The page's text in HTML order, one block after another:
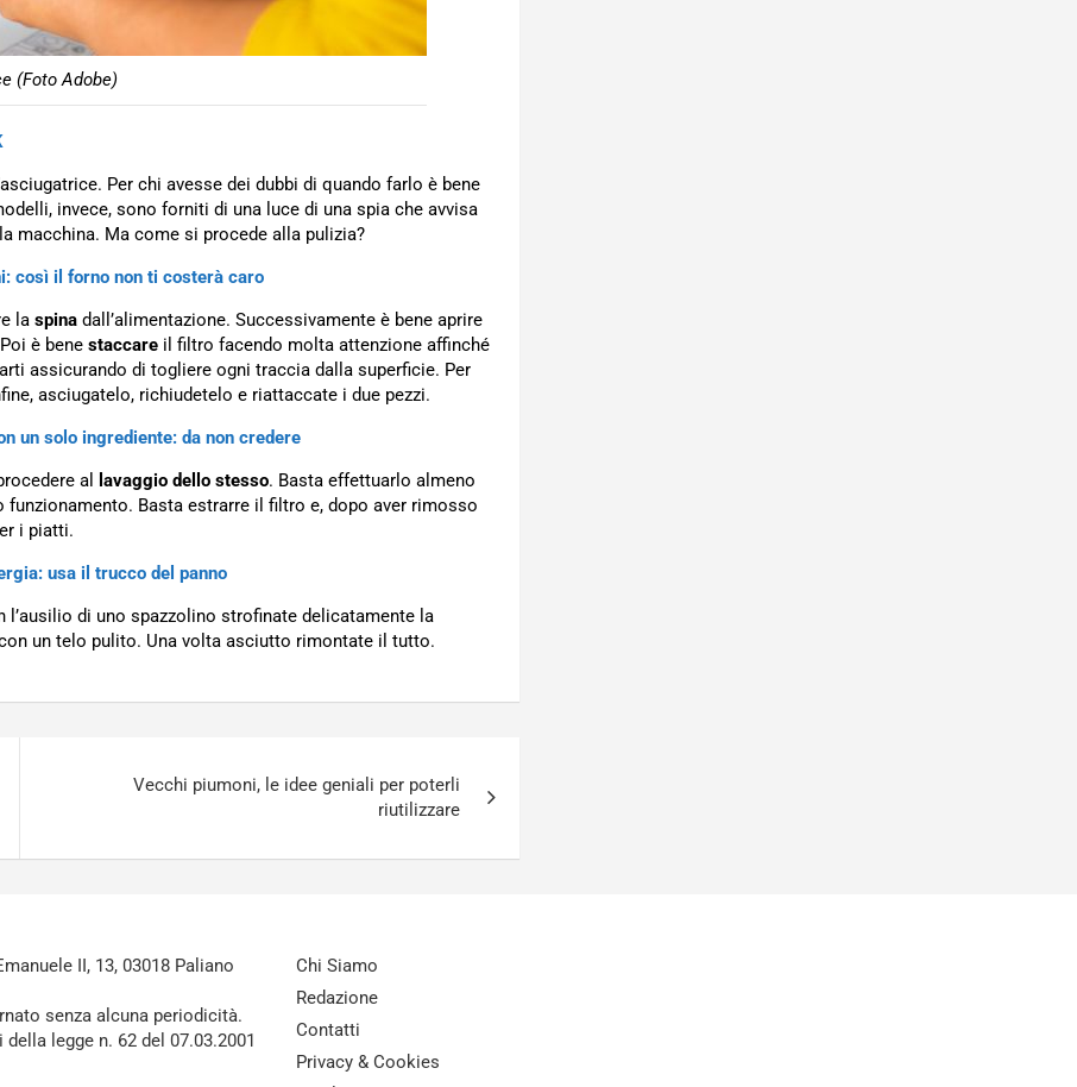
(Foto Adobe)
Per chi avesse dei dubbi di quando farlo è bene
invece, sono forniti di una luce di una spia che avvisa
macchina. Ma come si procede alla pulizia?
così il forno non ti costerà caro
la spina dall’alimentazione. Successivamente è bene aprire
è bene staccare il filtro facendo molta attenzione affinché
assicurando di togliere ogni traccia dalla superficie. Per
asciugatelo, richiudetelo e riattaccate i due pezzi.
un solo ingrediente: da non credere
al
lavaggio dello stesso. Basta effettuarlo almeno
Basta estrarre il filtro e, dopo aver rimosso
i piatti.
usa il trucco del panno
l’ausilio di uno spazzolino strofinate delicatamente la
un telo pulito. Una volta asciutto rimontate il tutto.
Vecchi piumoni, le idee geniali per poterli
riutilizzare
II, 13, 03018 Paliano
senza alcuna periodicità.
legge n. 62 del 07.03.2001
Chi Siamo
Redazione
Contatti
Privacy & Cookies